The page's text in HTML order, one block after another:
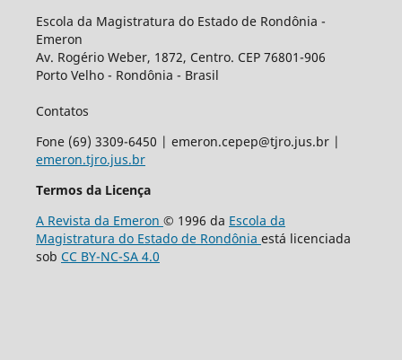
Escola da Magistratura do Estado de Rondônia -
Emeron
Av. Rogério Weber, 1872, Centro. CEP 76801-906
Porto Velho - Rondônia - Brasil
Contatos
Fone (69) 3309-6450 | emeron.cepep@tjro.jus.br |
emeron.tjro.jus.br
Termos da Licença
A Revista da Emeron © 1996 da Escola da
Magistratura do Estado de Rondônia está licenciada
sob CC BY-NC-SA 4.0